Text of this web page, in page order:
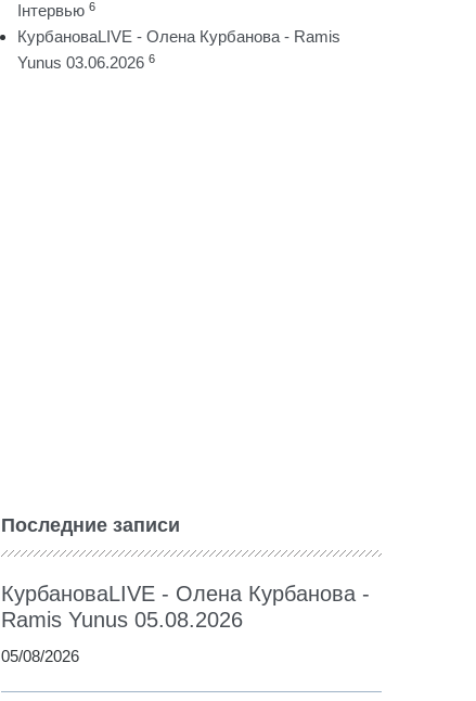
Інтервью 6
КурбановаLIVE - Олена Курбанова - Ramis
Yunus 03.06.2026 6
Последние записи
КурбановаLIVE - Олена Курбанова -
Ramis Yunus 05.08.2026
05/08/2026